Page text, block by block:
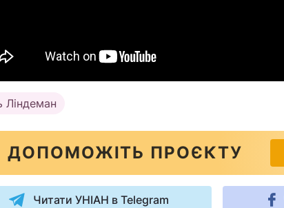
Ліндеман
ДОПОМОЖІТЬ ПРОЄКТУ
Читати УНІАН в Telegram